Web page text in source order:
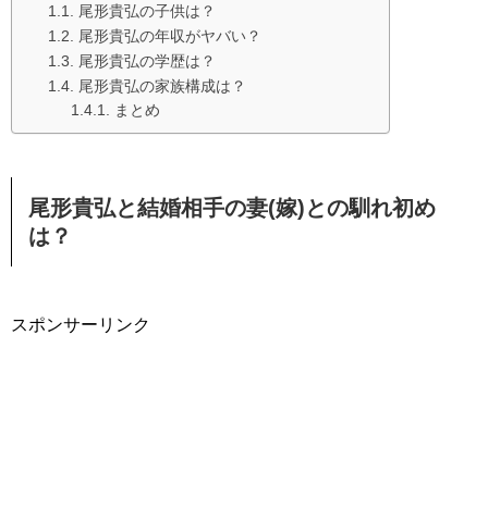
尾形貴弘の子供は？
尾形貴弘の年収がヤバい？
尾形貴弘の学歴は？
尾形貴弘の家族構成は？
まとめ
尾形貴弘と結婚相手の妻(嫁)との馴れ初め
は？
スポンサーリンク